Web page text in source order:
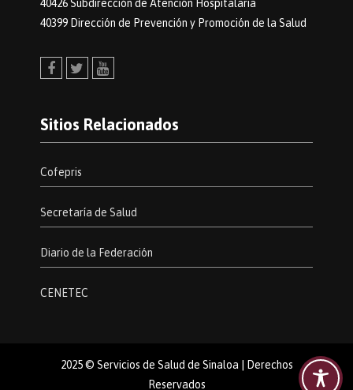
40426 Subdirección de Atención Hospitalaria
40399 Dirección de Prevención y Promoción de la Salud
Sitios Relacionados
Cofepris
Secretaría de Salud
Diario de la Federación
CENETEC
2025 © Servicios de Salud de Sinaloa | Derechos
Reservados